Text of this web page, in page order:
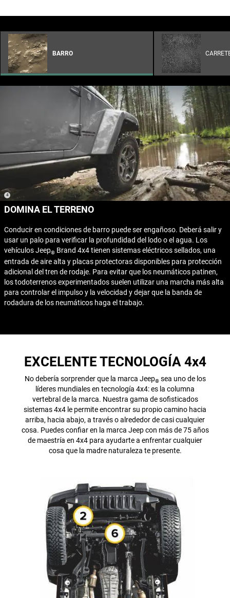
BARRO
(
Disclosure
4)
DOMINA EL TERRENO
Conducir en condiciones de barro puede ser engañoso. Deberá salir y
usar un palo para verificar la profundidad del lodo o el agua. Los
vehículos Jeep® Brand 4x4 tienen sistemas eléctricos sellados, una
entrada de aire alta y placas protectoras disponibles para protección
adicional del tren de rodaje. Para evitar que los neumáticos patinen,
los todoterrenos experimentados suelen utilizar una marcha más alta
para controlar el impulso y la velocidad y dejar que la banda de
rodadura de los neumáticos haga el trabajo.
EXCELENTE TECNOLOGÍA 4x4
No debería sorprender que la marca Jeep®sea uno de los
líderes mundiales en tecnología 4x4: es la columna
vertebral de la marca. Nuestra gama de sofisticados
sistemas 4x4 le permite encontrar su propio camino hacia
arriba, hacia abajo, a través o alrededor de casi cualquier
cosa. Puedes confiar en la marca Jeep con más de 75 años
de maestría en 4x4 para ayudarte a enfrentar cualquier
cosa que la madre naturaleza te presente.